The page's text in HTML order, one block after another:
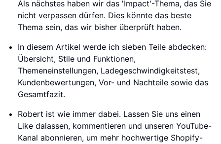
Als nächstes haben wir das 'Impact'-Thema, das Sie
nicht verpassen dürfen. Dies könnte das beste
Thema sein, das wir bisher überprüft haben.
In diesem Artikel werde ich sieben Teile abdecken:
Übersicht, Stile und Funktionen,
Themeneinstellungen, Ladegeschwindigkeitstest,
Kundenbewertungen, Vor- und Nachteile sowie das
Gesamtfazit.
Robert ist wie immer dabei. Lassen Sie uns einen
Like dalassen, kommentieren und unseren YouTube-
Kanal abonnieren, um mehr hochwertige Shopify-